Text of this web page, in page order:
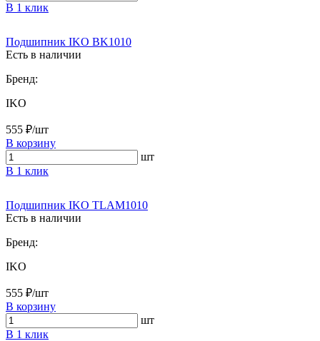
В 1 клик
Подшипник IKO BK1010
Есть в наличии
Бренд:
IKO
555 ₽/шт
В корзину
шт
В 1 клик
Подшипник IKO TLAM1010
Есть в наличии
Бренд:
IKO
555 ₽/шт
В корзину
шт
В 1 клик